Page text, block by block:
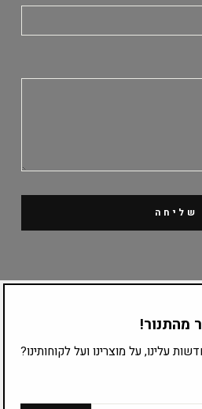
שליחה
מהתנור!
עלינו, על מוצרינו ועל לקוחותינו?